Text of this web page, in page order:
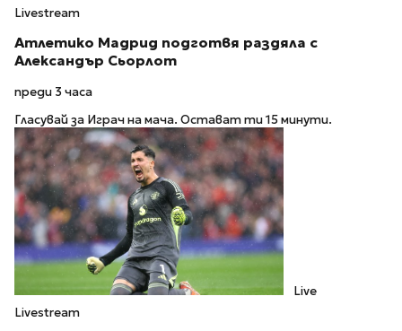
Livestream
Атлетико Мадрид подготвя раздяла с
Александър Сьорлот
преди 3 часа
Гласувай за Играч на мача. Остават ти 15 минути.
Live
Livestream